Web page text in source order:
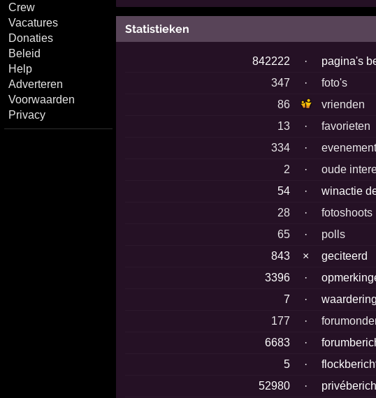
Crew
Vacatures
Donaties
Beleid
Help
Adverteren
Voorwaarden
Privacy
Statistieken
842222 ·
pagina's
347
·
foto's
86
vrienden
13
·
favorieten
334
·
2
·
oude
54
·
winactie
28
·
fotoshoots
65
·
polls
843
×
geciteerd
3396
·
7
·
177
·
6683
·
5 ·
52980 ·